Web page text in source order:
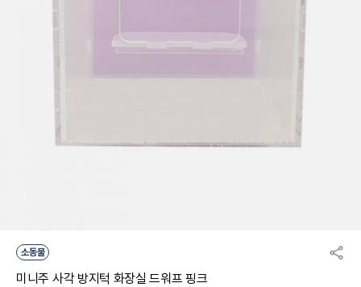
소동물
미니주 사각 방지턱 화장실 드워프 핑크